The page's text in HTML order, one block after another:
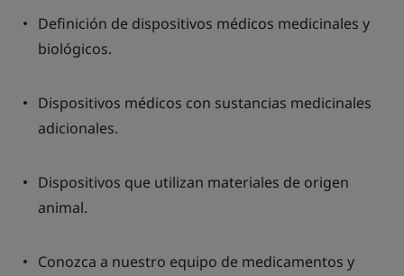
Definición de dispositivos médicos medicinales y
biológicos.
Dispositivos médicos con sustancias medicinales
adicionales.
Dispositivos que utilizan materiales de origen
animal.
Conozca a nuestro equipo de medicamentos y